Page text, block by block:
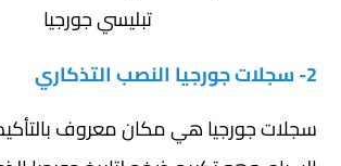
تبليسي جورجيا
2- سجلات جورجيا النصب التذكاري
سجلات جورجيا هي مكان معروف